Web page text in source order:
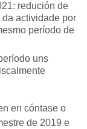
redución de
actividade por
período de
uns
en cóntase o
de 2019 e